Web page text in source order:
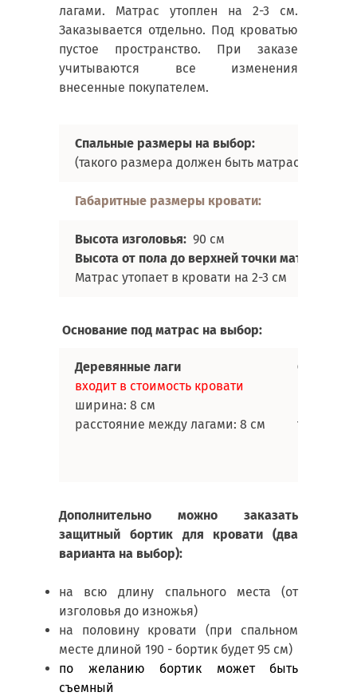
лагами. Матрас утоплен на 2-3 см.
Заказывается отдельно. Под кроватью
пустое пространство. При заказе
учитываются все изменения
внесенные покупателем.
Спальные размеры на выбор:
(такого размера должен быть матрас)
Габаритные размеры кровати:
Высота изголовья: 90 см
Высота от пола до верхней точки матраса:
Матрас утопает в кровати на 2-3 см
Основание под матрас на выбор:
Деревянные лаги
входит в стоимость кровати
ширина: 8 см
расстояние между лагами: 8 см
толщина:
Дополнительно можно заказать
защитный бортик для кровати (два
варианта на выбор):
на всю длину спального места (от
изголовья до изножья)
на половину кровати (при спальном
месте длиной 190 - бортик будет 95 см)
по желанию бортик может быть
съемный